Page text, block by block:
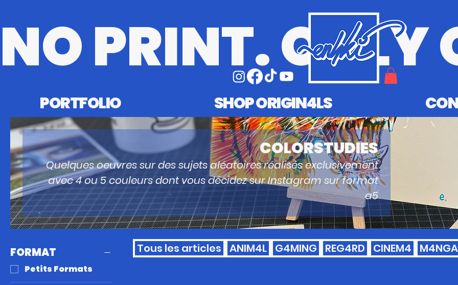
NO PRINT. ONLY
PORTFOLIO SHOP ORIGIN4LS
COLORSTUDIES
Quelques oeuvres sur des sujets aléatoires réalisés exclusivement
avec 4 ou 5 couleurs dont vous décidez sur Instagram sur format
a5
FORMAT
Petits Formats
Tous les articles ANIM4L G4MING REG4RD CINEM4 M4NGA